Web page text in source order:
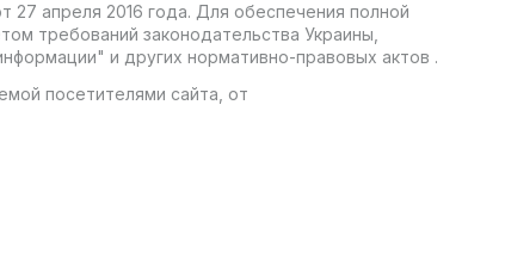
27 апреля 2016 года. Для обеспечения полной
требований законодательства Украины,
и других нормативно-правовых актов .
посетителями сайта, от